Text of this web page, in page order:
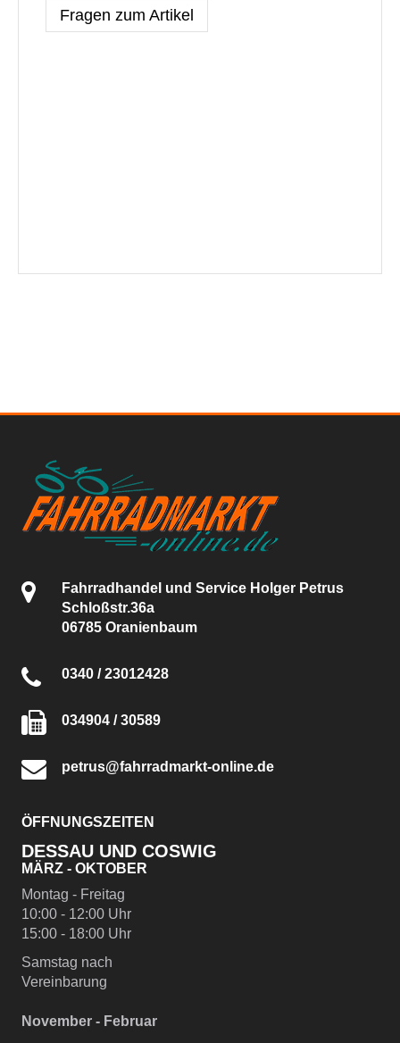
Fragen zum Artikel
Fahrradhandel und Service Holger Petrus
Schloßstr.36a
06785 Oranienbaum
0340 / 23012428
034904 / 30589
petrus@fahrradmarkt-online.de
ÖFFNUNGSZEITEN
DESSAU UND COSWIG
MÄRZ - OKTOBER
Montag - Freitag
10:00 - 12:00 Uhr
15:00 - 18:00 Uhr
Samstag nach
Vereinbarung
November - Februar